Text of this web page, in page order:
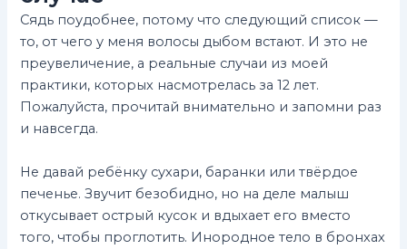
Сядь поудобнее, потому что следующий список —
то, от чего у меня волосы дыбом встают. И это не
преувеличение, а реальные случаи из моей
практики, которых насмотрелась за 12 лет.
Пожалуйста, прочитай внимательно и запомни раз
и навсегда.
Не давай ребёнку сухари, баранки или твёрдое
печенье. Звучит безобидно, но на деле малыш
откусывает острый кусок и вдыхает его вместо
того, чтобы проглотить. Инородное тело в бронхах